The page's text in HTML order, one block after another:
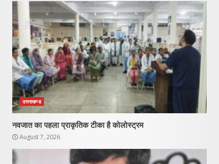
उत्तराखण्ड
नवजात का पहला प्राकृतिक टीका है कोलोस्ट्रम
August 7, 2026